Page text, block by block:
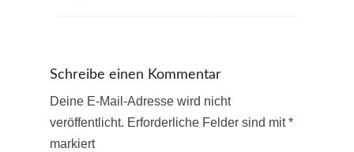
Schreibe einen Kommentar
Deine E-Mail-Adresse wird nicht
veröffentlicht. Erforderliche Felder sind mit*
markiert